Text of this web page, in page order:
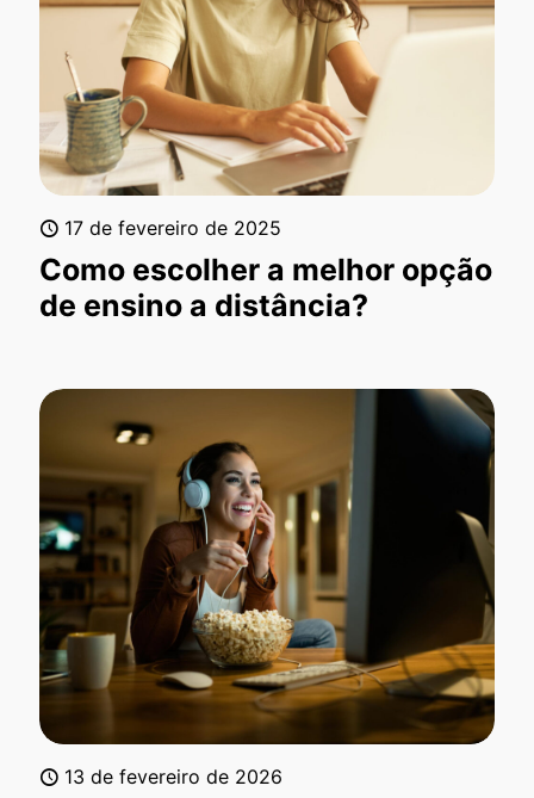
17 de fevereiro de 2025
Como escolher a melhor opção
de ensino a distância?
13 de fevereiro de 2026